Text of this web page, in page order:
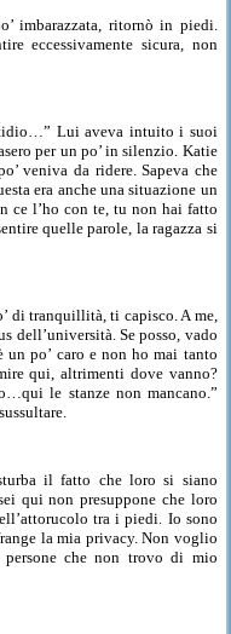
imbarazzata, ritornò in piedi.
eccessivamente sicura, non
Lui aveva intuito i suoi
per un po’ in silenzio. Katie
veniva da ridere. Sapeva che
era anche una situazione un
ce l’ho con te, tu non hai fatto
quelle parole, la ragazza si
di tranquillità, ti capisco. A me,
dell’università. Se posso, vado
un po’ caro e non ho mai tanto
qui, altrimenti dove vanno?
le stanze non mancano.”
il fatto cheloro si siano
qui non presuppone che loro
attorucolo tra i piedi. Io sono
la mia privacy. Non voglio
persone che non trovo di mio